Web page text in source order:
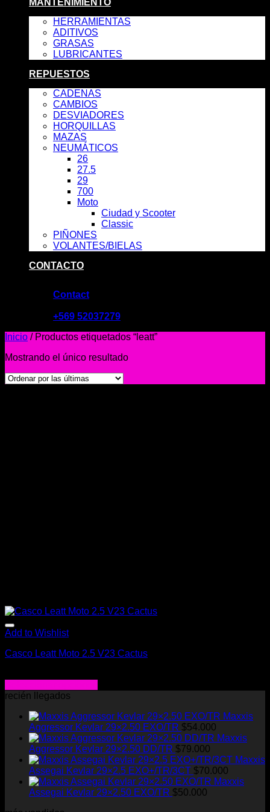
MANTENIMIENTO
HERRAMIENTAS
ADITIVOS
GRASAS
LUBRICANTES
REPUESTOS
CADENAS
CAMBIOS
DESVIADORES
HORQUILLAS
MAZAS
NEUMÁTICOS
26
27.5
29
700
Moto
Ciudad y Scooter
Classic
PIÑONES
VOLANTES/BIELAS
CONTACTO
Contact
+569 52037279
Inicio /Productos etiquetados “leatt”
Mostrando el único resultado
Add to Wishlist
Casco Leatt Moto 2.5 V23 Cactus
Este
tiene
múltiples
variantes.
opciones
pueden
recién llegados
Maxxis
Aggressor Kevlar 29×2.50 EXO/TR $54.000
Maxxis
Aggressor Kevlar 29×2.50 DD/TR $79.000
Maxxis
Assegai Kevlar 29×2.5 EXO+/TR/3CT $70.000
Maxxis
Assegai Kevlar 29×2.50 EXO/TR $50.000